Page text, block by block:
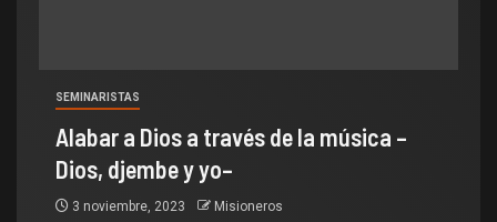
SEMINARISTAS
Alabar a Dios a través de la música –
Dios, djembe y yo–
3 noviembre, 2023 Misioneros